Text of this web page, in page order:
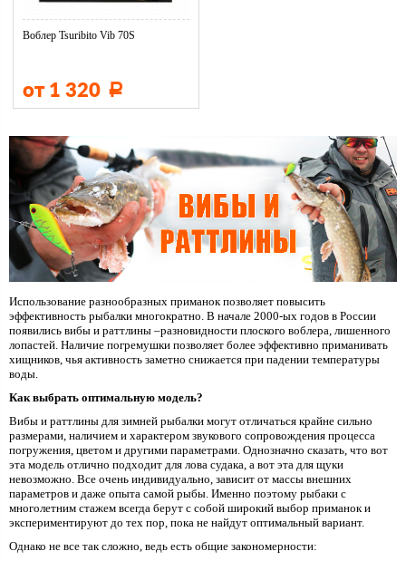
Воблер Tsuribito Vib 70S
от 1 320 Р
Использование разнообразных приманок позволяет повысить
эффективность рыбалки многократно. В начале 2000-ых годов в России
появились вибы и раттлины –разновидности плоского воблера, лишенного
лопастей. Наличие погремушки позволяет более эффективно приманивать
хищников, чья активность заметно снижается при падении температуры
воды.
Как выбрать оптимальную модель?
Вибы и раттлины для зимней рыбалки могут отличаться крайне сильно
размерами, наличием и характером звукового сопровождения процесса
погружения, цветом и другими параметрами. Однозначно сказать, что вот
эта модель отлично подходит для лова судака, а вот эта для щуки
невозможно. Все очень индивидуально, зависит от массы внешних
параметров и даже опыта самой рыбы. Именно поэтому рыбаки с
многолетним стажем всегда берут с собой широкий выбор приманок и
экспериментируют до тех пор, пока не найдут оптимальный вариант.
Однако не все так сложно, ведь есть общие закономерности: